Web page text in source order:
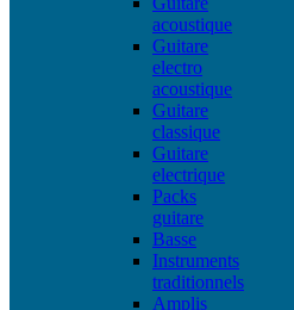
acoustique
Guitare
electro
acoustique
Guitare
classique
Guitare
electrique
Packs
guitare
Basse
Instruments
traditionnels
Amplis